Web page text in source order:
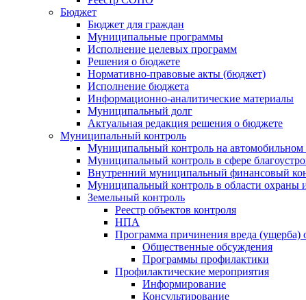
Бюджет
Бюджет для граждан
Муниципальные программы
Исполнение целевых программ
Решения о бюджете
Нормативно-правовые акты (бюджет)
Исполнение бюджета
Информационно-аналитические материалы
Муниципальный долг
Актуальная редакция решения о бюджете
Муниципальный контроль
Муниципальный контроль на автомобильном
Муниципальный контроль в сфере
Внутренний муниципальный финансовый
Муниципальный контроль в области охраны
Земельный контроль
Реестр объектов контроля
НПА
Программа причинения вреда (ущерба)
Общественные обсуждения
Программы профилактики
Профилактические мероприятия
Информирование
Консультирование